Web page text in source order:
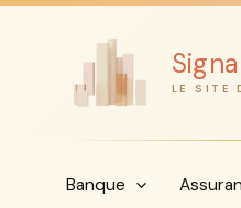
Aller
LE SITE
Banque